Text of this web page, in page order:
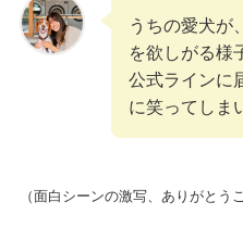
うちの愛犬が
を欲しがる様
公式ラインに
に笑ってしま
（面白シーンの激写、ありがとう